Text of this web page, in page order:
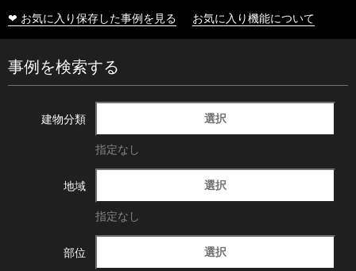
❤ お気に入り保存した事例を見る お気に入り機能について
事例を検索する
建物分類 選択
指定なし
地域 選択
指定なし
部位 選択